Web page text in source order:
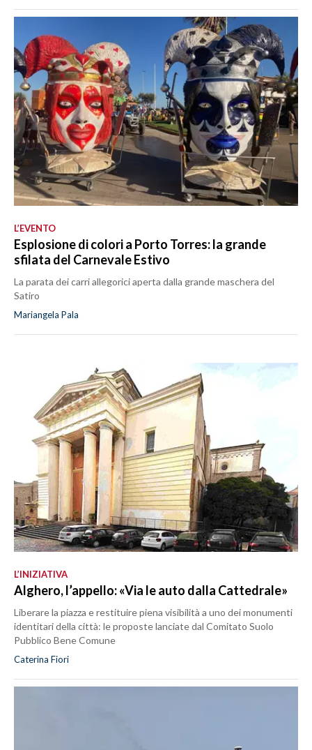
L’EVENTO
Esplosione di colori a Porto Torres: la grande
sfilata del Carnevale Estivo
La parata dei carri allegorici aperta dalla grande maschera del
Satiro
Mariangela Pala
L’INIZIATIVA
Alghero, l’appello: «Via le auto dalla Cattedrale»
Liberare la piazza e restituire piena visibilità a uno dei monumenti
identitari della città: le proposte lanciate dal Comitato Suolo
Pubblico Bene Comune
Caterina Fiori